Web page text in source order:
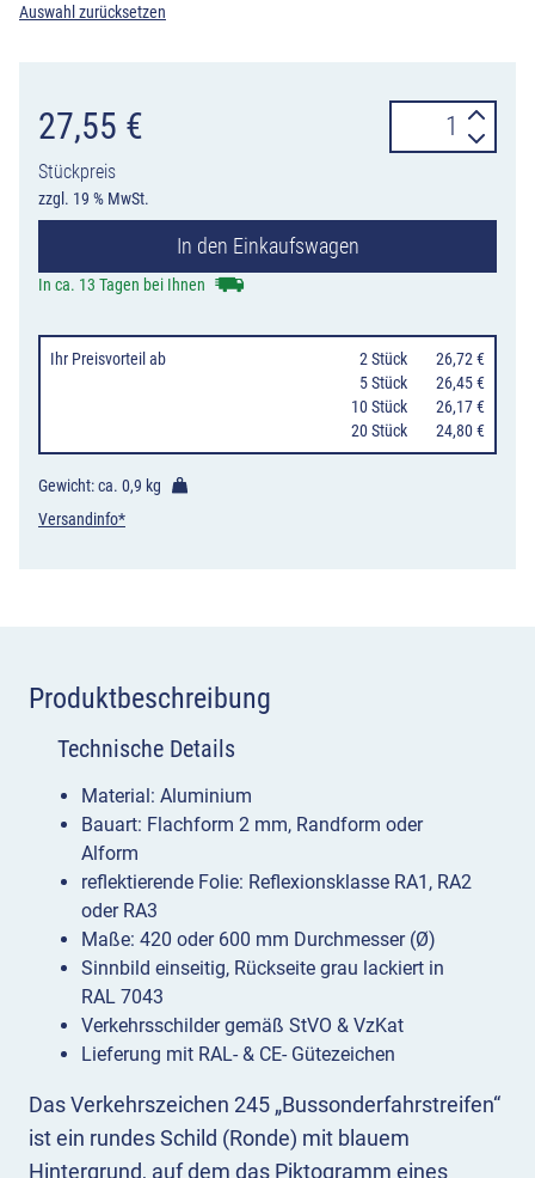
Auswahl zurücksetzen
27,55 €
Stückpreis
zzgl. 19 % MwSt.
245
Menge
In den Einkaufswagen
In ca. 13 Tagen bei Ihnen
Ihr Preisvorteil ab 2 Stück
26,72 €
5 Stück
26,45 €
10 Stück
26,17 €
20 Stück
24,80 €
Gewicht: ca. 0,9 kg
Versandinfo*
Produktbeschreibung
Das Verkehrszeichen 245 „Bussonderfahrstreifen“
ist ein rundes Schild (Ronde) mit blauem
Hintergrund, auf dem das Piktogramm eines
Technische Details
Material: Aluminium
Bauart: Flachform 2 mm, Randform oder
Alform
reflektierende Folie: Reflexionsklasse RA1, RA2
oder RA3
Maße: 420 oder 600 mm Durchmesser (Ø)
Sinnbild einseitig, Rückseite grau lackiert in
RAL 7043
Verkehrsschilder gemäß StVO & VzKat
Lieferung mit RAL- & CE- Gütezeichen